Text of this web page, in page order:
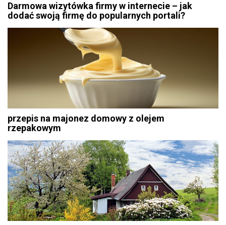
Darmowa wizytówka firmy w internecie – jak
dodać swoją firmę do popularnych portali?
przepis na majonez domowy z olejem
rzepakowym